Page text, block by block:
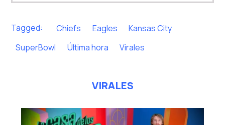
Tagged: Chiefs Eagles
Kansas City
SuperBowl
Última hora Virales
VIRALES